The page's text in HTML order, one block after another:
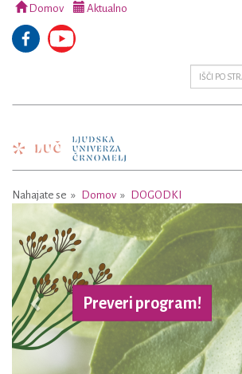
Domov Aktualno
Nahajate se Domov DOGODKI
Preveri program!
Previous